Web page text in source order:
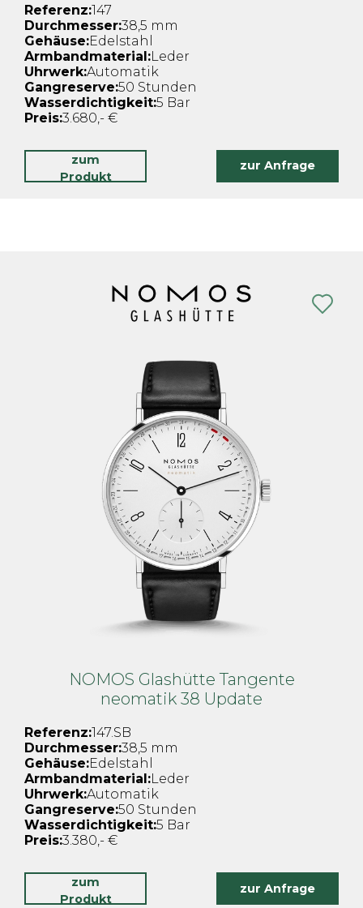
Referenz:147
Durchmesser:38,5 mm
Gehäuse:Edelstahl
Armbandmaterial:Leder
Uhrwerk:Automatik
Gangreserve:50 Stunden
Wasserdichtigkeit:5 Bar
Preis:3.680,- €
zum
Produkt
zur Anfrage
NOMOS Glashütte Tangente
neomatik 38 Update
Referenz:147.SB
Durchmesser:38,5 mm
Gehäuse:Edelstahl
Armbandmaterial:Leder
Uhrwerk:Automatik
Gangreserve:50 Stunden
Wasserdichtigkeit:5 Bar
Preis:3.380,- €
zum
Produkt
zur Anfrage